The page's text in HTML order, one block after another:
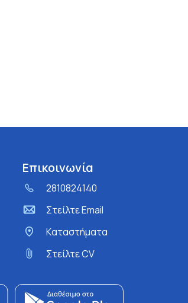
Επικοινωνία
2810824140
Στείλτε Email
Kαταστήματα
Στείλτε CV